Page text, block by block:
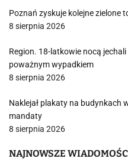
Poznań zyskuje kolejne zielone
8 sierpnia 2026
Region. 18-latkowie nocą
poważnym wypadkiem
8 sierpnia 2026
Naklejał plakaty na budynkach
mandaty
8 sierpnia 2026
NAJNOWSZE